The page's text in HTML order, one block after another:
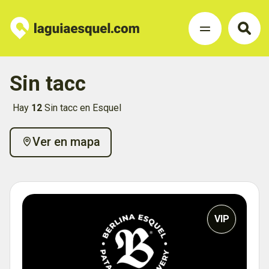
Sin tacc
Hay 12 Sin tacc en Esquel
Ver en mapa
VIP